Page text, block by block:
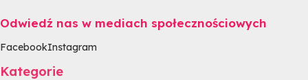
Odwiedź nas w mediach społecznościowych
FacebookInstagram
Kategorie